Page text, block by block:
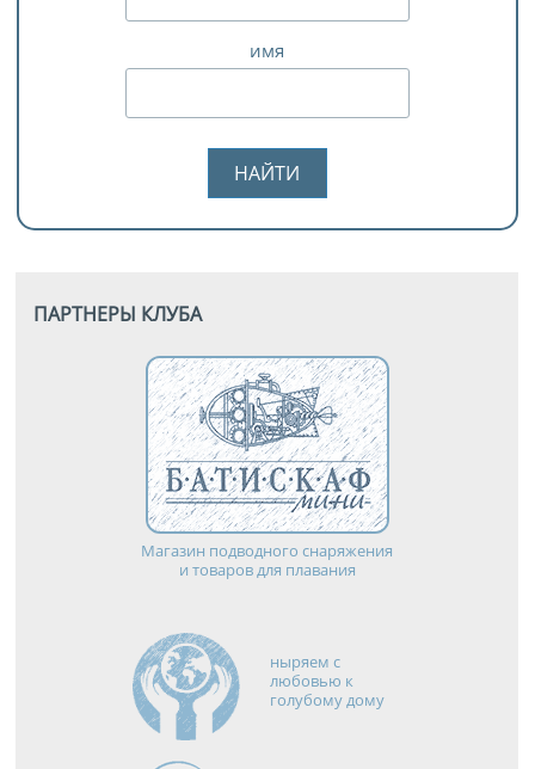
имя
ПАРТНЕРЫ КЛУБА
Магазин подводного снаряжения
и товаров для плавания
ныряем с
любовью к
голубому дому